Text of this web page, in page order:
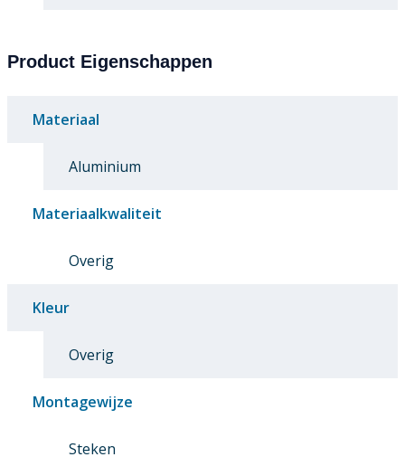
Product Eigenschappen
Materiaal
Aluminium
Materiaalkwaliteit
Overig
Kleur
Overig
Montagewijze
Steken